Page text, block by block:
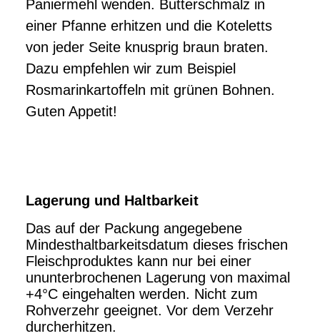
Paniermehl wenden. Butterschmalz in
einer Pfanne erhitzen und die Koteletts
von jeder Seite knusprig braun braten.
Dazu empfehlen wir zum Beispiel
Rosmarinkartoffeln mit grünen Bohnen.
Guten Appetit!
Lagerung und Haltbarkeit
Das auf der Packung angegebene
Mindesthaltbarkeitsdatum dieses frischen
Fleischproduktes kann nur bei einer
ununterbrochenen Lagerung von maximal
+4°C eingehalten werden. Nicht zum
Rohverzehr geeignet. Vor dem Verzehr
durcherhitzen.